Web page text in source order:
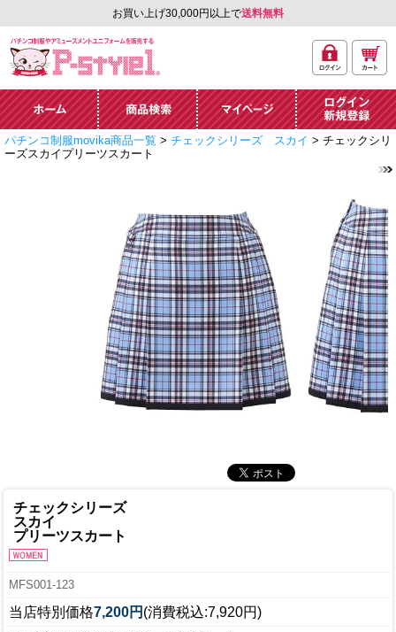
お買い上げ30,000円以上で送料無料
ーズメントユニフォー
ム通販「P-style 1」.
イン
ト
ホーム 商品検索 マイページ
ログイン・新規
パチンコ制服movika商品一覧 > チェックシリーズ スカイ > チェックシリ
ーズスカイプリーツスカート
チェックシリーズ
スカイ
プリーツスカート
MFS001-123
当店特別価格7,200円 (消費税込:7,920円)